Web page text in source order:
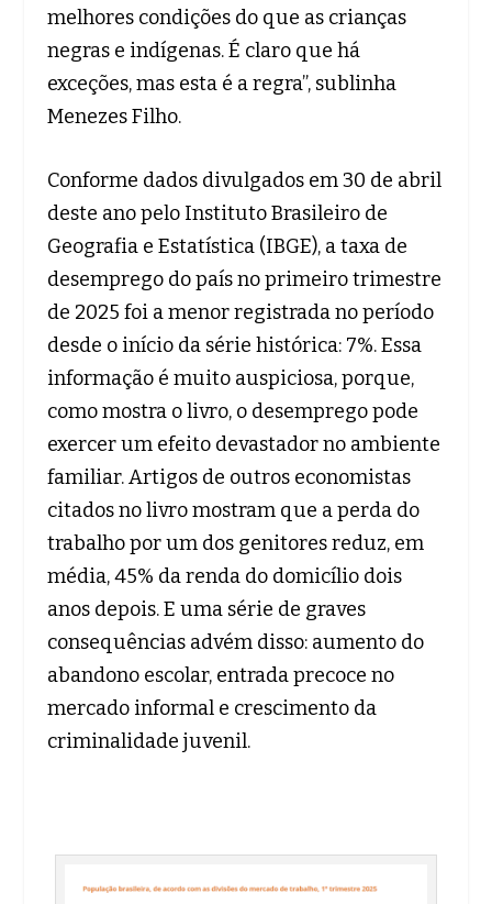
melhores condições do que as crianças
negras e indígenas. É claro que há
exceções, mas esta é a regra”, sublinha
Menezes Filho.
Conforme dados divulgados em 30 de abril
deste ano pelo Instituto Brasileiro de
Geografia e Estatística (IBGE), a taxa de
desemprego do país no primeiro trimestre
de 2025 foi a menor registrada no período
desde o início da série histórica: 7%. Essa
informação é muito auspiciosa, porque,
como mostra o livro, o desemprego pode
exercer um efeito devastador no ambiente
familiar. Artigos de outros economistas
citados no livro mostram que a perda do
trabalho por um dos genitores reduz, em
média, 45% da renda do domicílio dois
anos depois. E uma série de graves
consequências advém disso: aumento do
abandono escolar, entrada precoce no
mercado informal e crescimento da
criminalidade juvenil.